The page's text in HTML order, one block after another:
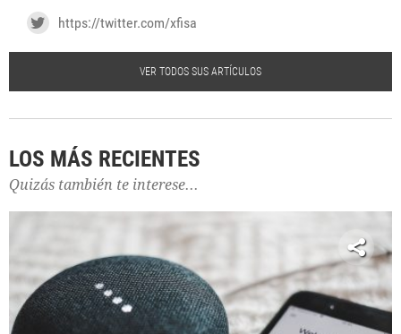
https://twitter.com/xfisa
VER TODOS SUS ARTÍCULOS
LOS MÁS RECIENTES
Quizás también te interese...